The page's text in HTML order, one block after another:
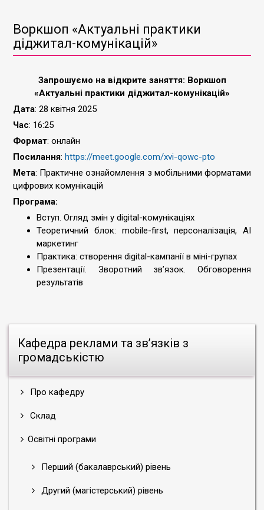
Кафедра реклами та зв’язків з
громадськістю
Про кафедру
Склад
Освітні програми
Перший (бакалаврський) рівень
Другий (магістерський) рівень
Воркшоп «Актуальні практики
діджитал-комунікацій»
Запрошуємо на відкрите заняття: Воркшоп
«Актуальні практики діджитал-комунікацій»
Дата: 28 квітня 2025
Час: 16:25
Формат: онлайн
Посилання: https://meet.google.com/xvi-qowc-pto
Мета: Практичне ознайомлення з мобільними форматами
цифрових комунікацій
Програма:
Вступ. Огляд змін у digital-комунікаціях
Теоретичний блок: mobile-first, персоналізація, AI
маркетинг
Практика: створення digital-кампанії в міні-групах
Презентації. Зворотний зв’язок. Обговорення
результатів